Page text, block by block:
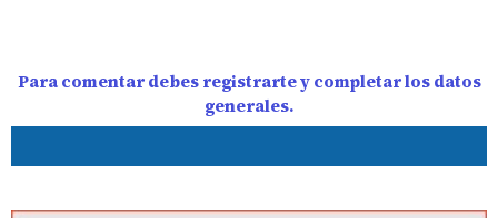
Para comentar debes registrarte y completar los datos
generales.